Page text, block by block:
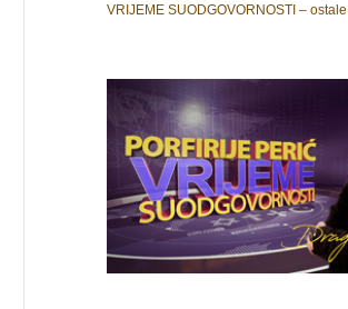
VRIJEME SUODGOVORNOSTI –